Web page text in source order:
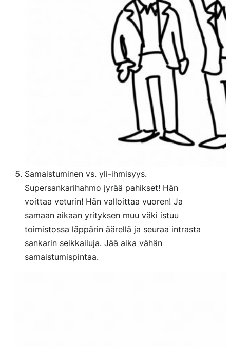
Samaistuminen vs. yli-ihmisyys.
Supersankarihahmo jyrää pahikset! Hän
voittaa veturin! Hän valloittaa vuoren! Ja
samaan aikaan yrityksen muu väki istuu
toimistossa läppärin äärellä ja seuraa intrasta
sankarin seikkailuja. Jää aika vähän
samaistumispintaa.